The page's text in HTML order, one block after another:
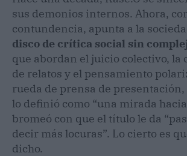
sus demonios internos. Ahora,
contundencia, apunta a la
disco de crítica social sin
que abordan el juicio colectivo, la
de relatos y el pensamiento
rueda de prensa de presentación,
lo definió como “una mirada
bromeó con que el título le da
decir más locuras”. Lo cierto es
dicho.